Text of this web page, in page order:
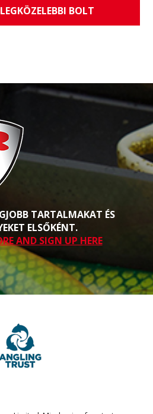
BOLT
TARTALMAKAT ÉS
ELSŐKÉNT.
AND SIGN UP HERE